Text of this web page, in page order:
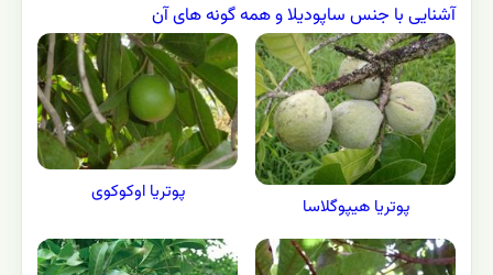
آشنایی با جنس ساپودیلا و همه گونه های آن
پوتریا هیپوگلاسا
پوتریا اوکوکوی